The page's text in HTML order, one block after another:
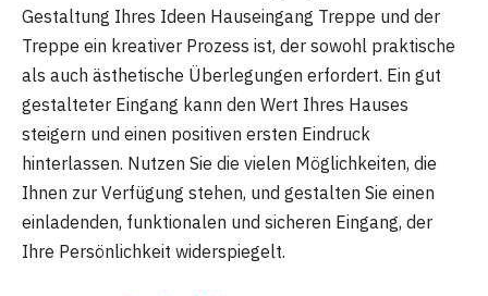
Gestaltung Ihres Ideen Hauseingang Treppe und der
Treppe ein kreativer Prozess ist, der sowohl praktische
als auch ästhetische Überlegungen erfordert. Ein gut
gestalteter Eingang kann den Wert Ihres Hauses
steigern und einen positiven ersten Eindruck
hinterlassen. Nutzen Sie die vielen Möglichkeiten, die
Ihnen zur Verfügung stehen, und gestalten Sie einen
einladenden, funktionalen und sicheren Eingang, der
Ihre Persönlichkeit widerspiegelt.